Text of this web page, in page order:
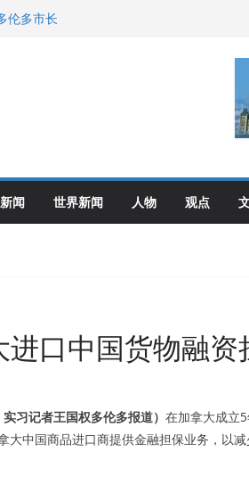
伦多市长
多名华人候选人宣布角逐
览会暨沉香文化艺术展开幕盛典纪实
闻 世界新闻 人物 观点
口中国货物融资
习记者王国权多伦多报道） 在加拿大成立
中国商品进口商提供金融担保业务，以